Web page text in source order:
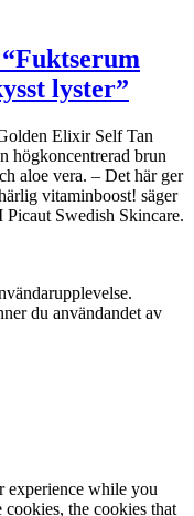
lyster”
Elixir Self Tan
högkoncentrerad brun
aloe vera. – Det här ger
vitaminboost! säger
Swedish Skincare.
du användandet av
experience while you
the cookies that